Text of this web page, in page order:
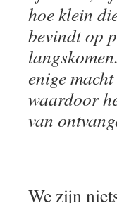
hoe klein
bevindt op
enige
waardoor
van
We zijn